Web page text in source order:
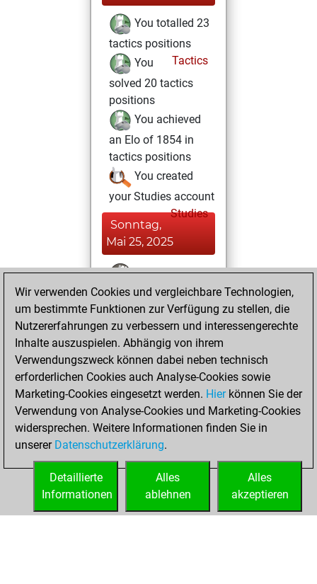
You totalled 23
tactics positions
Tactics
You
solved 20 tactics
positions
You achieved
an Elo of 1854 in
tactics positions
You created
your Studies account
Studies
Sonntag,
Mai 25, 2025
You won
against Fritz
Fritz
You achieved a
BeautyScore of 25
You achieved a
new Elo of 1638
Samstag, Mai 24,
2025
You created
your Fritz account
Wir verwenden Cookies und vergleichbare Technologien,
um bestimmte Funktionen zur Verfügung zu stellen, die
Nutzererfahrungen zu verbessern und interessengerechte
Inhalte auszuspielen. Abhängig von ihrem
Verwendungszweck können dabei neben technisch
erforderlichen Cookies auch Analyse-Cookies sowie
Marketing-Cookies eingesetzt werden. Hierkönnen Sie der
Verwendung von Analyse-Cookies und Marketing-Cookies
widersprechen. Weitere Informationen finden Sie in
unserer Datenschutzerklärung.
Alles
akzeptieren
Alles
ablehnen
Detaillierte
Informationen